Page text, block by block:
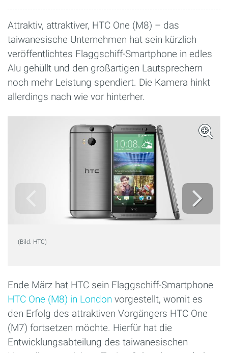
Attraktiv, attraktiver, HTC One (M8) – das
taiwanesische Unternehmen hat sein kürzlich
veröffentlichtes Flaggschiff-Smartphone in edles
Alu gehüllt und den großartigen Lautsprechern
noch mehr Leistung spendiert. Die Kamera hinkt
allerdings nach wie vor hinterher.
(Bild: HTC)
Ende März hat HTC sein Flaggschiff-Smartphone
HTC One (M8) in London vorgestellt, womit es
den Erfolg des attraktiven Vorgängers HTC One
(M7) fortsetzen möchte. Hierfür hat die
Entwicklungsabteilung des taiwanesischen